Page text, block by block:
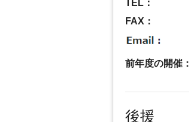
TEL：
FAX：
前年度の開催：
後援